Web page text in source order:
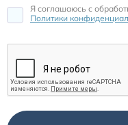
Я соглашаюсь c
Политики